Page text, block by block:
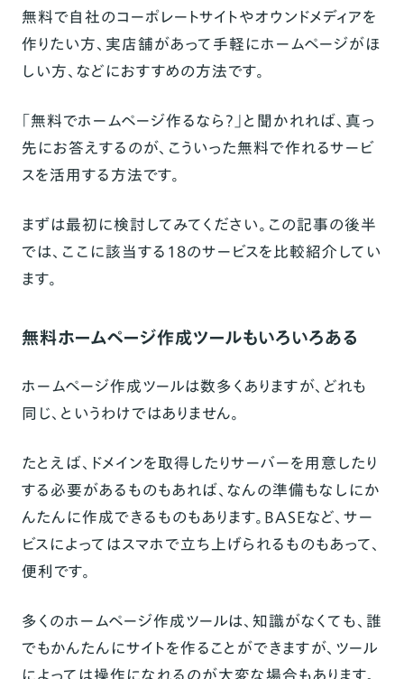
無料で自社のコーポレートサイトやオウンドメディアを
作りたい方、実店舗があって手軽にホームページがほ
しい方、などにおすすめの方法です。
「無料でホームページ作るなら？」と聞かれれば、真っ
先にお答えするのが、こういった無料で作れるサービ
スを活用する方法です。
まずは最初に検討してみてください。この記事の後半
では、ここに該当する18のサービスを比較紹介してい
ます。
無料ホームページ作成ツールもいろいろある
ホームページ作成ツールは数多くありますが、どれも
同じ、というわけではありません。
たとえば、ドメインを取得したりサーバーを用意したり
する必要があるものもあれば、なんの準備もなしにか
んたんに作成できるものもあります。 BASEなど、サー
ビスによってはスマホで立ち上げられるものもあって、
便利です。
多くのホームページ作成ツールは、知識がなくても、誰
でもかんたんにサイトを作ることができますが、ツール